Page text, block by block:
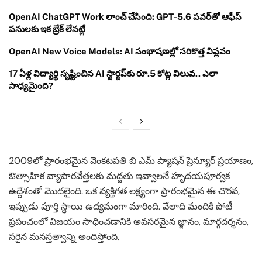
OpenAI ChatGPT Work లాంచ్ చేసింది: GPT-5.6 పవర్‌తో ఆఫీస్
పనులకు ఇక బ్రేక్ లేనట్లే
OpenAI New Voice Models: AI సంభాషణల్లో సరికొత్త విప్లవం
17 ఏళ్ల విద్యార్థి సృష్టించిన AI స్టార్టప్‌కు రూ.5 కోట్ల విలువ.. ఎలా
సాధ్యమైంది?
2009లో ప్రారంభమైన వెంకటపతి బి ఎమ్ ప్యాషన్ ప్రెన్యూర్ ప్రయాణం,
ఔత్సాహిక వ్యాపారవేత్తలకు మద్దతు ఇవ్వాలనే హృదయపూర్వక
ఉద్దేశంతో మొదలైంది. ఒక వ్యక్తిగత లక్ష్యంగా ప్రారంభమైన ఈ చొరవ,
ఇప్పుడు పూర్తి స్థాయి ఉద్యమంగా మారింది. వేలాది మందికి పోటీ
ప్రపంచంలో విజయం సాధించడానికి అవసరమైన జ్ఞానం, మార్గదర్శనం,
సరైన మనస్తత్వాన్ని అందిస్తోంది.